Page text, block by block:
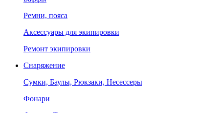
Ремни, пояса
Аксессуары для экипировки
Ремонт экипировки
Снаряжение
Сумки, Баулы, Рюкзаки, Несессеры
Фонари